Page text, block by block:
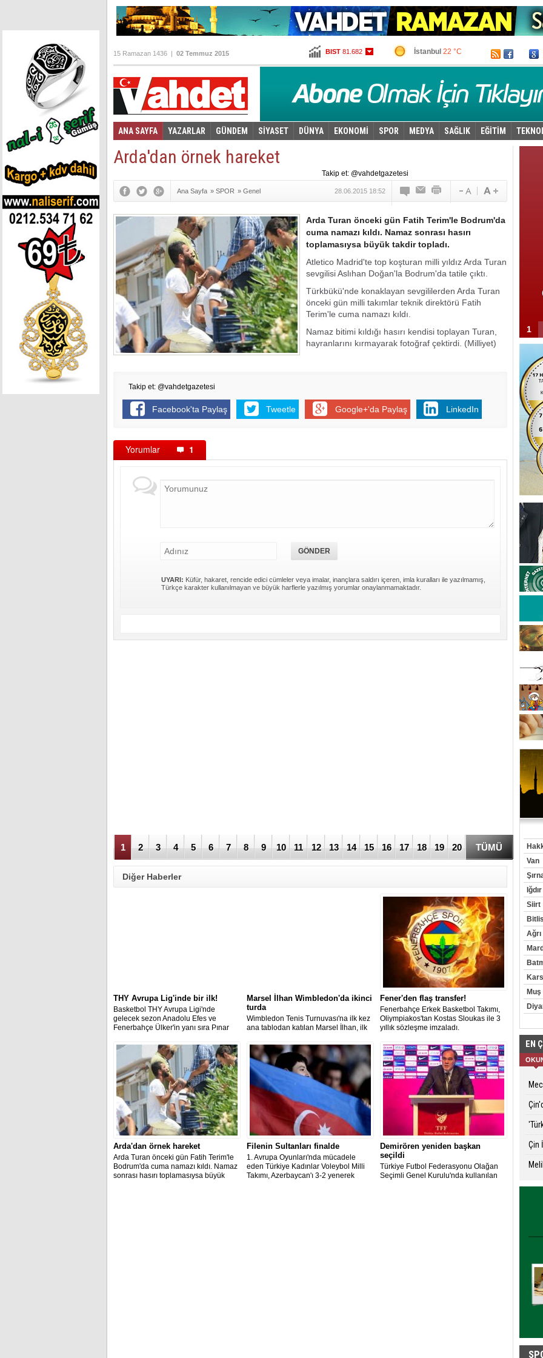
Altın100,899
Euro2,9735
İstanbul
Ankara16 °C
15 Ramazan 1436 | 02 Temmuz 2015
ANA SAYFA YAZARLAR GÜNDEM SİYASET DÜNYA EKONOMİ SPOR MEDYA SAĞLIK EĞİTİM
Foto Galeri Video Galeri
Arda'dan örnek hareket
Ana Sayfa » SPOR » Genel 28.06.2015 18:52
Arda Turan önceki gün Fatih Terim'le Bodrum'da
cuma namazı kıldı. Namaz sonrası hasırı
toplamasıysa büyük takdir topladı.
Atletico Madrid'te top koşturan milli yıldız Arda Turan
sevgilisi Aslıhan Doğan'la Bodrum'da tatile çıktı.
Türkbükü'nde konaklayan sevgililerden Arda Turan
önceki gün milli takımlar teknik direktörü Fatih
Terim'le cuma namazı kıldı.
Namaz bitimi kıldığı hasırı kendisi toplayan Turan,
hayranlarını kırmayarak fotoğraf çektirdi. (Milliyet)
Takip et: @vahdetgazetesi
Facebook'ta Paylaş Tweetle Google+'da Paylaş LinkedIn
Yorumlar 1
UYARI: Küfür, hakaret, rencide edici cümleler veya imalar, inançlara saldırı içeren, imla kuralları ile yazılmamış,
Türkçe karakter kullanılmayan ve büyük harflerle yazılmış yorumlar onaylanmamaktadır.
1 2 3 4 5 6 7 8 9 10 11 12 13 14 15 16 17 18 19 20 TÜMÜ
Diğer Haberler
THY Avrupa Lig'inde bir ilk!
Basketbol THY Avrupa Ligi'nde
gelecek sezon Anadolu Efes ve
Fenerbahçe Ülker'in yanı sıra Pınar
mücadele edecekleri açıklandı.
Marsel İlhan Wimbledon'da ikinci
turda
Wimbledon Tenis Turnuvası'na ilk kez
ana tablodan katılan Marsel İlhan, ilk
1 yenerek ikinci tura yükseldi.
Fener'den flaş transfer!
Fenerbahçe Erkek Basketbol Takımı,
Oliympiakos'tan Kostas Sloukas ile 3
yıllık sözleşme imzaladı.
Arda'dan örnek hareket
Arda Turan önceki gün Fatih Terim'le
Bodrum'da cuma namazı kıldı. Namaz
sonrası hasırı toplamasıysa büyük
Filenin Sultanları finalde
1. Avrupa Oyunları'nda mücadele
eden Türkiye Kadınlar Voleybol Milli
Takımı, Azerbaycan'ı 3-2 yenerek
Demirören yeniden başkan
seçildi
Türkiye Futbol Federasyonu Olağan
Seçimli Genel Kurulu'nda kullanılan
1
Van
Iğdır
Siirt
Bitlis
Ağrı
Kars
Muş
EN
Çin
Takip et: @vahdetgazetesi